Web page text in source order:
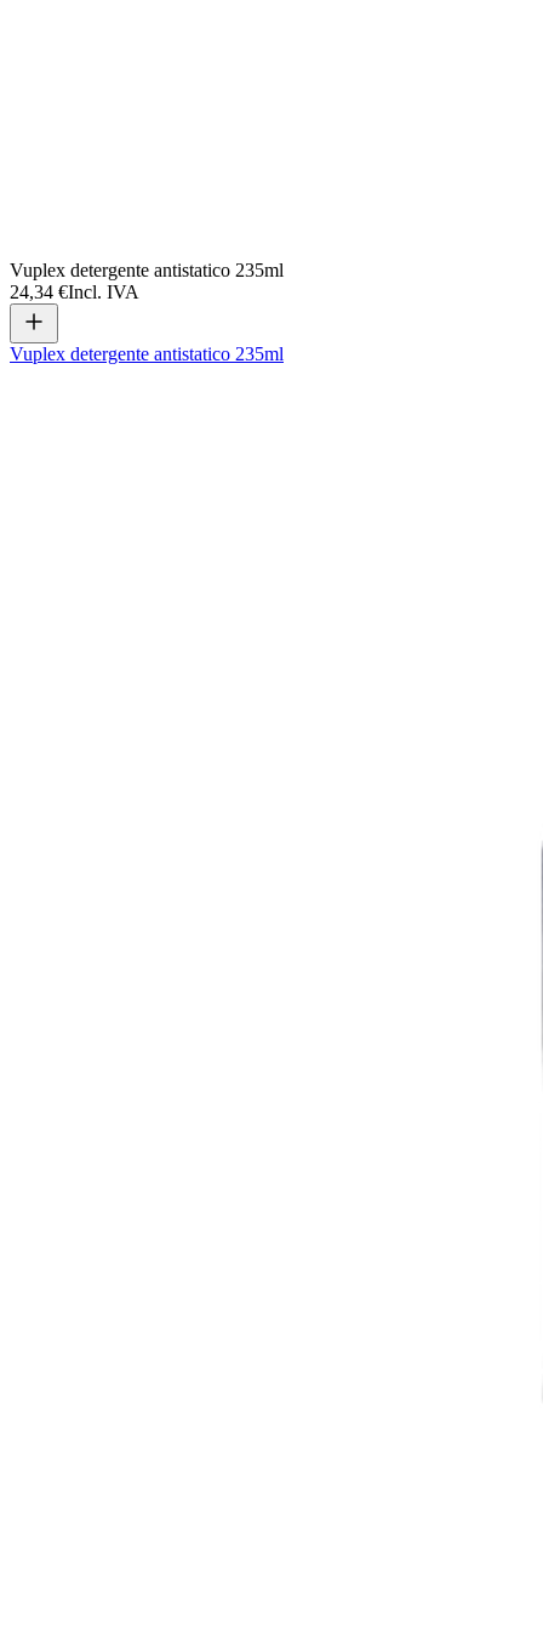
Vuplex detergente antistatico 235ml
24,34 €Incl. IVA
Vuplex detergente antistatico 235ml